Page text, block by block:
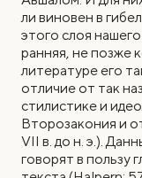
ли виновен в
этого слоя
ранняя, не позже
литературе его
отличие от так
стилистике и
Второзакония и
VII в. до н. э.).
говорят в пользу